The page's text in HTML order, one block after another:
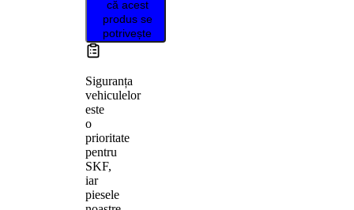
că acest
produs se
potrivește
Siguranța
vehiculelor
este
o
prioritate
pentru
SKF,
iar
piesele